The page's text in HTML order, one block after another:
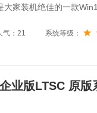
大家装机绝佳的一款
气：21 系统等级：
业版LTSC 原版